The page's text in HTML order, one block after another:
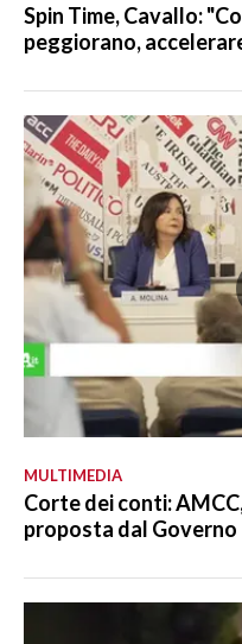
Spin Time, Cavallo:
peggiorano,
MULTIMEDIA
Corte dei conti:
proposta dal Governo